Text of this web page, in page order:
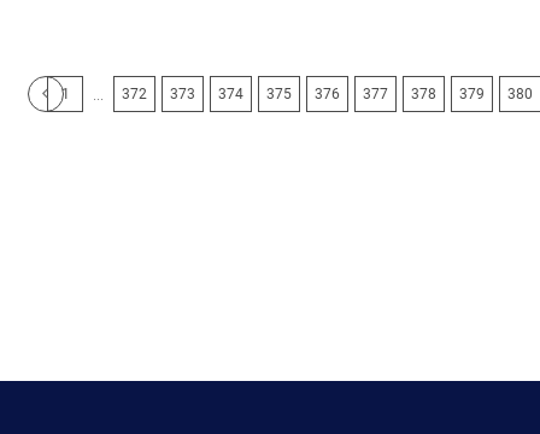
1 372 373 374 375 376 377 378 379 380